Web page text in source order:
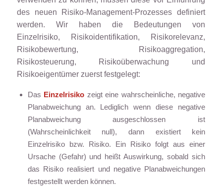
des neuen Risiko-Management-Prozesses definiert
werden. Wir haben die Bedeutungen von
Einzelrisiko, Risikoidentifikation, Risikorelevanz,
Risikobewertung, Risikoaggregation,
Risikosteuerung, Risikoüberwachung und
Risikoeigentümer zuerst festgelegt:
Das Einzelrisiko zeigt eine wahrscheinliche, negative
Planabweichung an. Lediglich wenn diese negative
Planabweichung ausgeschlossen ist
(Wahrscheinlichkeit null), dann existiert kein
Einzelrisiko bzw. Risiko. Ein Risiko folgt aus einer
Ursache (Gefahr) und heißt Auswirkung, sobald sich
das Risiko realisiert und negative Planabweichungen
festgestellt werden können.